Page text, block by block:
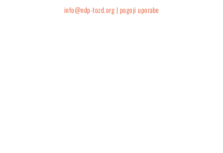
info@ndp-tozd.org | pogoji uporabe